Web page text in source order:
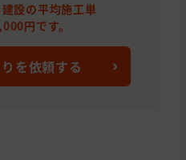
設の平均施工単
円です。
を依頼する